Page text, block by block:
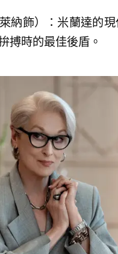
納飾）：米蘭達的
搏時的最佳後盾。